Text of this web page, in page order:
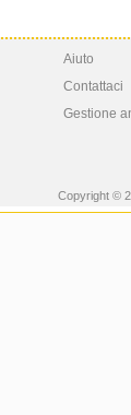
Aiuto
Contattaci
Gestione
Copyright ©